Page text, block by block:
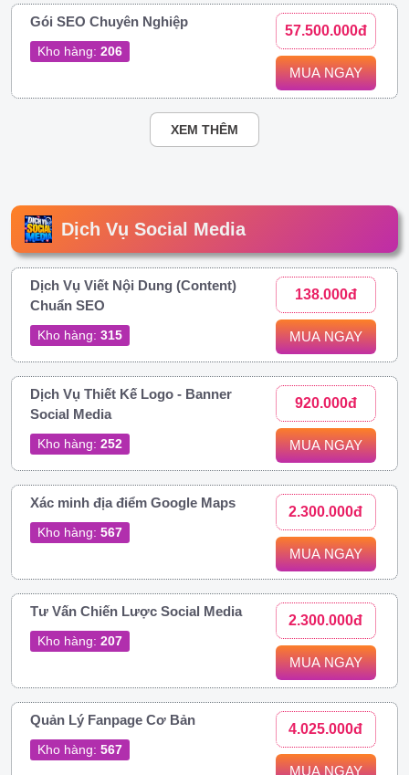
Gói SEO Chuyên Nghiệp
Kho hàng: 206
57.500.000đ
MUA NGAY
XEM THÊM
Dịch Vụ Social Media
Dịch Vụ Viết Nội Dung (Content)
Chuẩn SEO
Kho hàng: 315
138.000đ
MUA NGAY
Dịch Vụ Thiết Kế Logo - Banner
Social Media
Kho hàng: 252
920.000đ
MUA NGAY
Xác minh địa điểm Google Maps
Kho hàng: 567
2.300.000đ
MUA NGAY
Tư Vấn Chiến Lược Social Media
Kho hàng: 207
2.300.000đ
MUA NGAY
Quản Lý Fanpage Cơ Bản
Kho hàng: 567
4.025.000đ
MUA NGAY